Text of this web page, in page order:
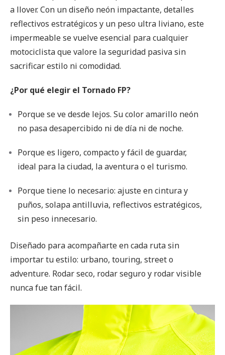
a llover. Con un diseño neón impactante, detalles
reflectivos estratégicos y un peso ultra liviano, este
impermeable se vuelve esencial para cualquier
motociclista que valore la seguridad pasiva sin
sacrificar estilo ni comodidad.
¿Por qué elegir el Tornado FP?
Porque se ve desde lejos. Su color amarillo neón
no pasa desapercibido ni de día ni de noche.
Porque es ligero, compacto y fácil de guardar,
ideal para la ciudad, la aventura o el turismo.
Porque tiene lo necesario: ajuste en cintura y
puños, solapa antilluvia, reflectivos estratégicos,
sin peso innecesario.
Diseñado para acompañarte en cada ruta sin
importar tu estilo: urbano, touring, street o
adventure. Rodar seco, rodar seguro y rodar visible
nunca fue tan fácil.